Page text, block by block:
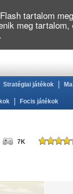
Stratégiai játékok
Focis játékok
7K
tartalom
meg